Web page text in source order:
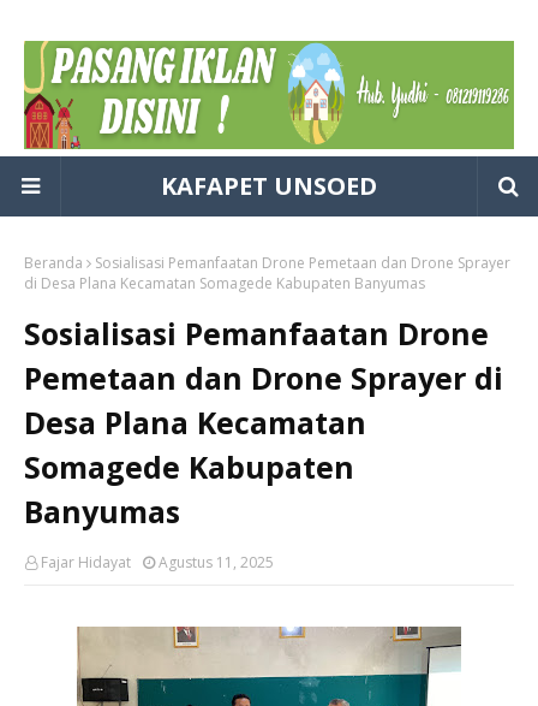
KAFAPET UNSOED
Beranda
Sosialisasi Pemanfaatan Drone Pemetaan dan Drone Sprayer
di Desa Plana Kecamatan Somagede Kabupaten Banyumas
Sosialisasi Pemanfaatan Drone
Pemetaan dan Drone Sprayer di
Desa Plana Kecamatan
Somagede Kabupaten
Banyumas
Fajar Hidayat Agustus 11, 2025